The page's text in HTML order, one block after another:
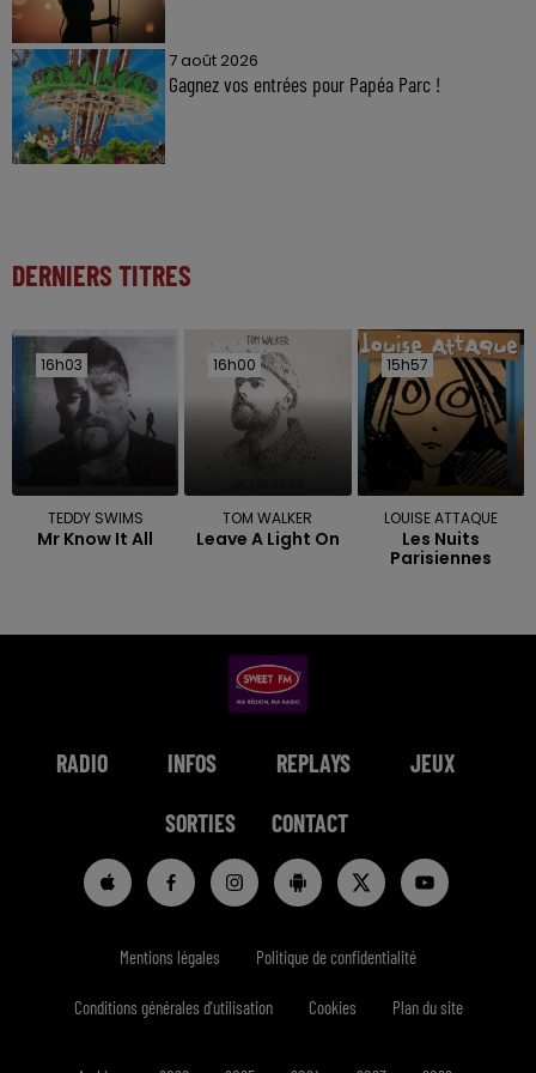
7 août 2026
Gagnez vos entrées pour Papéa Parc !
DERNIERS TITRES
16h03
16h03
TEDDY SWIMS
Mr Know It All
16h00
16h00
TOM WALKER
Leave A Light On
15h57
15h57
LOUISE ATTAQUE
Les Nuits
Parisiennes
RADIO INFOS REPLAYS JEUX
SORTIES CONTACT
Mentions légales Politique de confidentialité
Conditions générales d'utilisation Cookies Plan du site